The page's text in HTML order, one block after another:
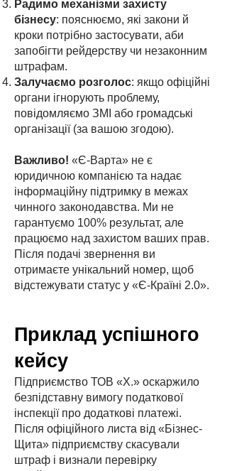
Радимо механізми захисту
бізнесу: пояснюємо, які закони й
кроки потрібно застосувати, аби
запобігти рейдерству чи незаконним
штрафам.
Залучаємо розголос: якщо офіційні
органи ігнорують проблему,
повідомляємо ЗМІ або громадські
організації (за вашою згодою).
Важливо! «Є-Варта» не є
юридичною компанією та надає
інформаційну підтримку в межах
чинного законодавства. Ми не
гарантуємо 100% результат, але
працюємо над захистом ваших прав.
Після подачі звернення ви
отримаєте унікальний номер, щоб
відстежувати статус у «Є-Країні 2.0».
Приклад успішного
кейсу
Підприємство ТОВ «Х.» оскаржило
безпідставну вимогу податкової
інспекції про додаткові платежі.
Після офіційного листа від «Бізнес-
Щита» підприємству скасували
штраф і визнали перевірку